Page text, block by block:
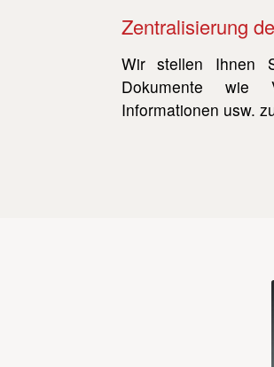
Zentralisierung
Wir stellen Ihnen
Dokumente wie
Informationen usw.